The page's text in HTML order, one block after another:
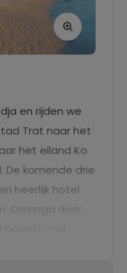
en rijden we
Trat naar het
het eiland Ko
De komende drie
heerlijk hotel
Omringd door